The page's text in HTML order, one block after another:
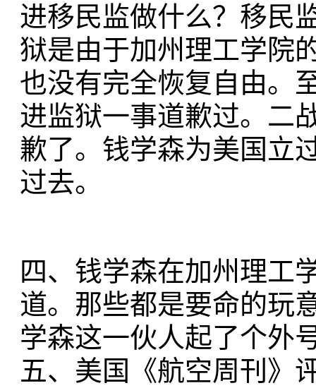
进移民监做什么？移民
狱是由于加州理工学院
也没有完全恢复自由。
进监狱一事道歉过。二
歉了。钱学森为美国立
过去。
四、钱学森在加州理工
道。那些都是要命的玩
学森这一伙人起了个外
五、美国《航空周刊》